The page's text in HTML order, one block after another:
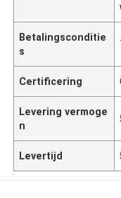
Betalingsconditie
s
Certificering
Levering vermoge
n
Levertijd